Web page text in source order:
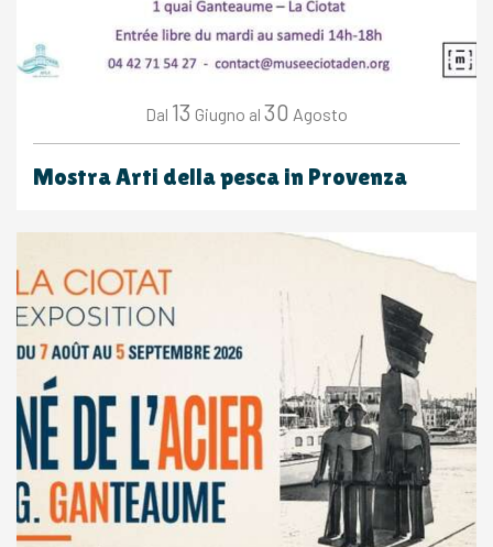
Dal 13 Giugno al 30 Agosto
Mostra Arti della pesca in Provenza